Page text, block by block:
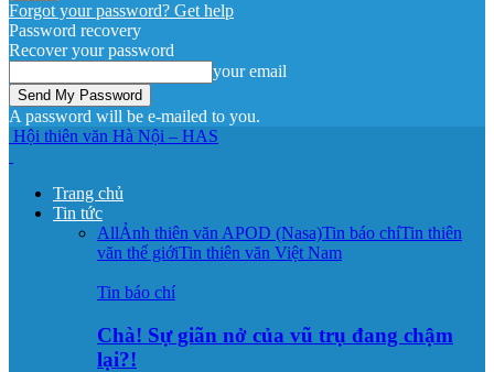
Forgot your password? Get help
Password recovery
Recover your password
your email
A password will be e-mailed to you.
Hội thiên văn Hà Nội – HAS
Trang chủ
Tin tức
AllẢnh thiên văn APOD (Nasa)Tin báo chíTin thiên
văn thế giớiTin thiên văn Việt Nam
Tin báo chí
Chà! Sự giãn nở của vũ trụ đang chậm
lại?!